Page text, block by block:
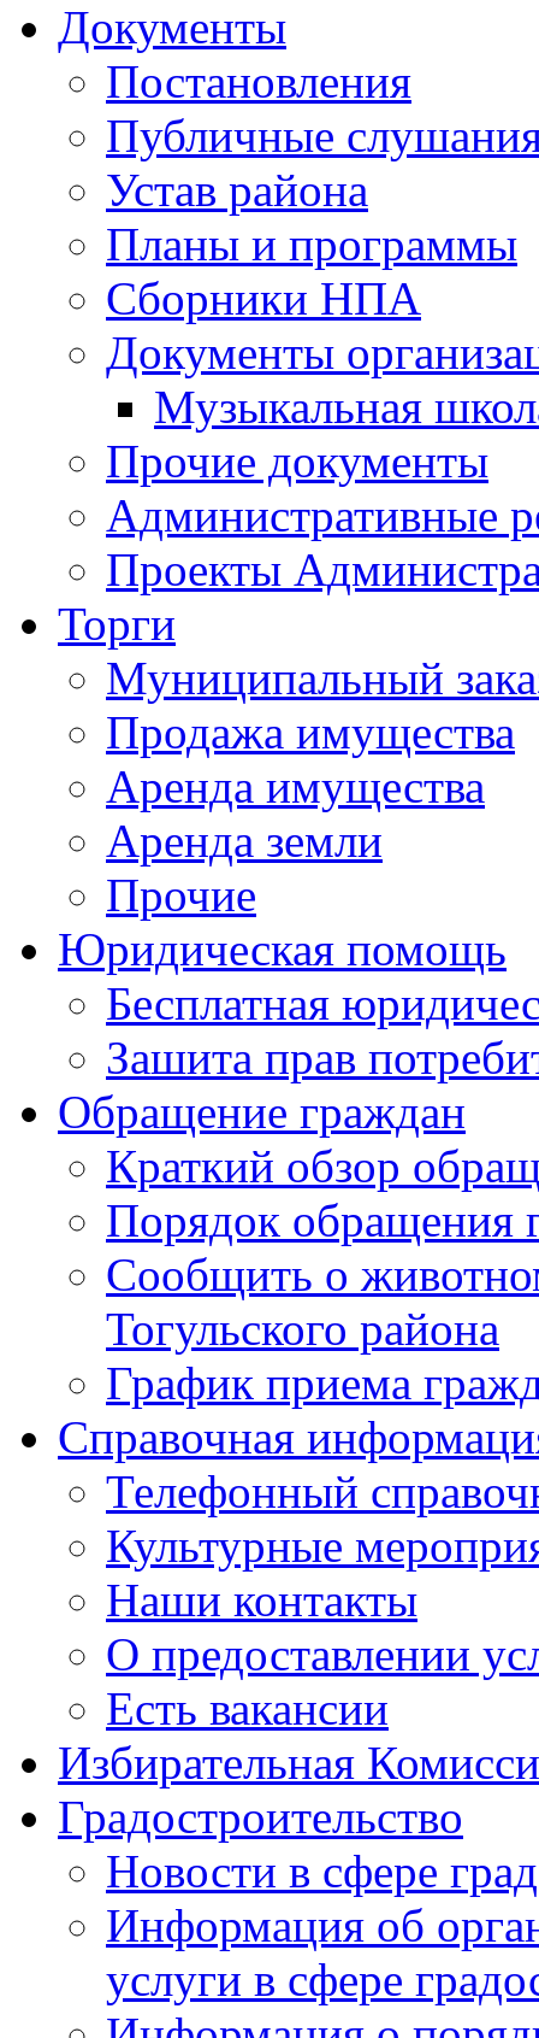
Документы
Постановления
Публичные
Устав района
Планы и программы
Сборники НПА
Документы
Музыкальная
Прочие документы
Административные
Проекты
Торги
Муниципальный
Продажа имущества
Аренда имущества
Аренда земли
Прочие
Юридическая помощь
Бесплатная
Зашита прав
Обращение граждан
Краткий обзор
Порядок обращения
Сообщить о
Тогульского района
График приема
Справочная
Телефонный
Культурные
Наши контакты
О предоставлении
Есть вакансии
Избирательная
Градостроительство
Новости в сфере
Информация об
услуги в сфере